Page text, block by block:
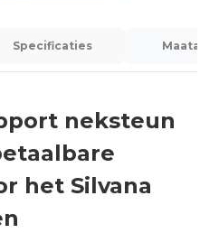
Specificaties
neksteun
het Silvana